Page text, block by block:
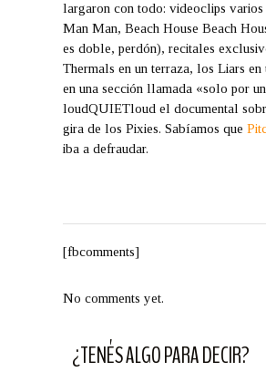
largaron con todo: videoclips
Man Man, Beach House Beach
es doble, perdón), recitales
Thermals en un terraza, los Liars
en una sección llamada «solo por
loudQUIETloud el documental
gira de los Pixies. Sabíamos que
iba a defraudar.
[fbcomments]
No comments yet.
¿TENÉS ALGO PARA DECIR?